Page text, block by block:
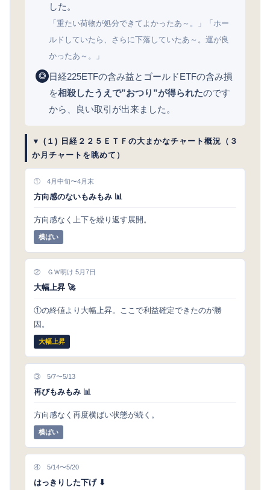
した。
「重たい荷物が処分できてよかったあ～。」「ホー
ルドしていたら、さらに下落していたあ～。運が良
かったあ～。」
◎ 日経225ETFの含み益とゴールドETFの含み損
を相殺したうえで”おつり”が得られたのです
から、良い取引が出来ました。
▼ (１) 日経２２５ＥＴＦの大まかなチャート概況（３
か月チャートを眺めて）
① 4月中旬〜4月末
方向感のないもみもみ 📊
方向感なく上下を繰り返す展開。
横ばい
② ＧＷ明け 5月7日
大幅上昇 🚀
①の終値より大幅上昇。ここで利益確定できたのが勝
因。
大幅上昇
③ 5/7〜5/13
再びもみもみ 📊
方向感なく再度横ばい状態が続く。
横ばい
④ 5/14〜5/20
はっきりした下げ ⬇